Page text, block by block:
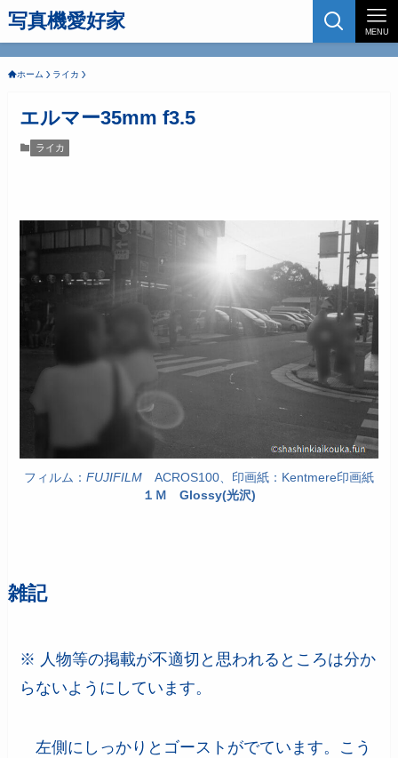
写真機愛好家 MENU
ホーム ライカ
エルマー35mm f3.5
ライカ
フィルム： FUJIFILM ACROS100、印画紙：Kentmere印画紙
１Ｍ Glossy(光沢)
雑記
※ 人物等の掲載が不適切と思われるところは分か
らないようにしています。
左側にしっかりとゴーストがでています。こう